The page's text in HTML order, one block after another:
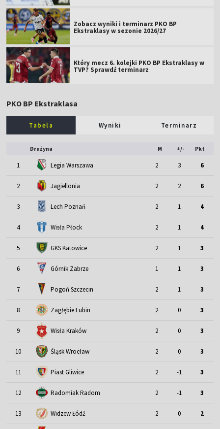
Zobacz wyniki i terminarz PKO BP
Ekstraklasy w sezonie 2026/27
Który mecz 6. kolejki PKO BP Ekstraklasy w
TVP? Sprawdź terminarz
PKO BP Ekstraklasa
Tabela Wyniki Terminarz
Drużyna M +/- Pkt
1 Legia Warszawa 2 3 6
2 Jagiellonia 2 2 6
3 Lech Poznań 2 1 4
4 Wisła Płock 2 1 4
5 GKS Katowice 2 1 3
6 Górnik Zabrze 1 1 3
7 Pogoń Szczecin 2 1 3
8 Zagłębie Lubin 2 0 3
9 Wisła Kraków 2 0 3
10 Śląsk Wrocław 2 0 3
11 Piast Gliwice 2 -1 3
12 Radomiak Radom 2 -1 3
13 Widzew Łódź 2 0 2